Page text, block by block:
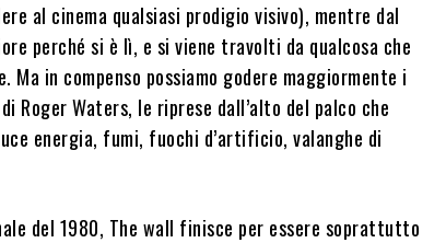
al cinema qualsiasi prodigio visivo), mentre dal
perché si è lì, e si viene travolti da qualcosa che
Ma in compenso possiamo godere maggiormente i
Waters, le riprese dall’alto del palco che
energia, fumi, fuochi d’artificio, valanghe di
del 1980, The wall finisce per essere soprattutto